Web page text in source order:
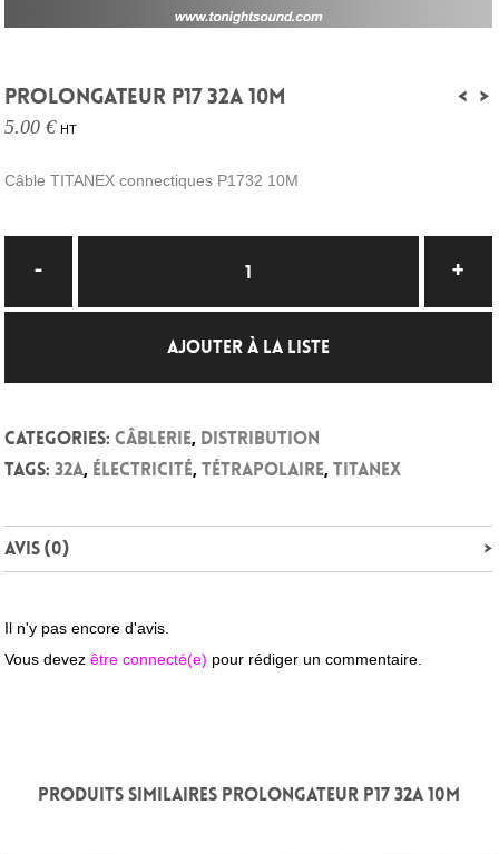
< >
PROLONGATEUR P17 32A 10M
5.00 € HT
Câble TITANEX connectiques P1732 10M
AJOUTER À LA LISTE
Categories: Câblerie, Distribution
Tags: 32A, électricité, Tétrapolaire, Titanex
Avis (0)
Il n'y pas encore d'avis.
Vous devez être connecté(e) pour rédiger un commentaire.
PRODUITS SIMILAIRES PROLONGATEUR P17 32A 10M